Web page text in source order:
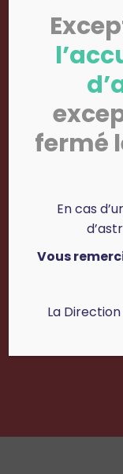
100
Collaborateurs
vous
8.7 M
social
fermé
En cas
Vous
La